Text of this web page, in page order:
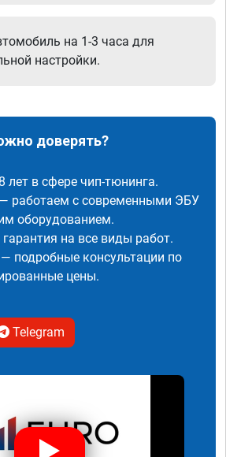
на 1-3 часа для
настройки.
доверять?
лет в сфере чип-тюнинга.
— работаем с современными ЭБУ
оборудованием.
на все виды работ.
подробные консультации по
цены.
Telegram